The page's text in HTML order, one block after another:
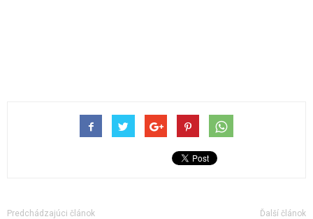
Predchádzajúci článok Ďalší článok